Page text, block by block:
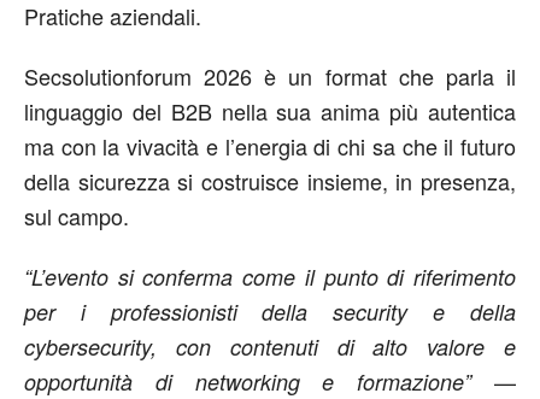
Pratiche aziendali.
Secsolutionforum 2026 è un format che parla il
linguaggio del B2B nella sua anima più autentica
ma con la vivacità e l’energia di chi sa che il futuro
della sicurezza si costruisce insieme, in presenza,
sul campo.
“L’evento si conferma come il punto di riferimento
per i professionisti della security e della
cybersecurity, con contenuti di alto valore e
opportunità di networking e formazione”—